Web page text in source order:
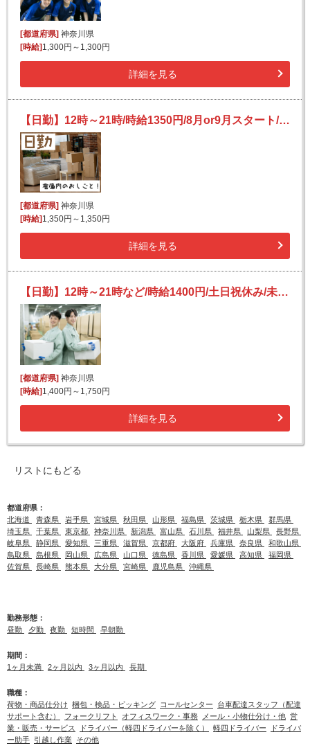
[都道府県]神奈川県
[時給]1,300円～1,300円
詳細を見る
【日勤】12時～21時/時給1350円/8月or9月スタート/新横浜より送迎あり☆/おしゃれな家具などの出荷作業！
[都道府県] 神奈川県
[時給] 1,350円～1,350円
詳細を見る
【日勤】12時～21時など/時給1400円/土日祝休み/未経験OK♪/日払い可(規定有)/荷物の仕分けなど
[都道府県] 神奈川県
[時給] 1,400円～1,750円
詳細を見る
リストにもどる
都道府県：
北海道
青森県 岩手県 宮城県 秋田県 山形県 福島県 茨城県 栃木県
群馬県
埼玉県
千葉県 東京都 神奈川県 新潟県 富山県 石川県 福井県 山梨県
長野県
岐阜県
静岡県 愛知県 三重県 滋賀県 京都府 大阪府 兵庫県 奈良県
和歌山県
鳥取県
島根県 岡山県 広島県 山口県 徳島県 香川県 愛媛県 高知県
福岡県
佐賀県
長崎県 熊本県 大分県 宮崎県 鹿児島県 沖縄県
勤務形態：
昼勤
夕勤 夜勤 短時間 早朝勤
期間：
1ヶ月未満
2ヶ月以内 3ヶ月以内 長期
職種：
荷物・商品仕分け 梱包・検品・ピッキング コールセンター
台車配達スタッフ（配達
サポート含む）
フォークリフト オフィスワーク・事務 メール・小物仕分け・他 営
業・販売・サービス
ドライバー（軽四ドライバーを除く） 軽四ドライバー
ドライバ
ー助手 引越し作業 その他